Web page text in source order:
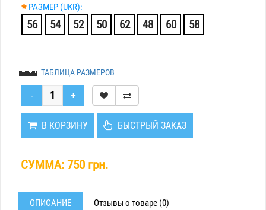
* РАЗМЕР (UKR):
56 54 52 50 62 48 60 58
ТАБЛИЦА РАЗМЕРОВ
В КОРЗИНУ БЫСТРЫЙ ЗАКАЗ
СУММА: 750 грн.
ОПИСАНИЕ Отзывы о товаре (0)